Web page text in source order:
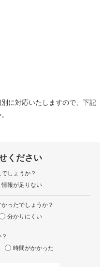
に対応いたしますので、下記
ください
しょうか？
情報が足りない
ったでしょうか？
分かりにくい
時間がかかった